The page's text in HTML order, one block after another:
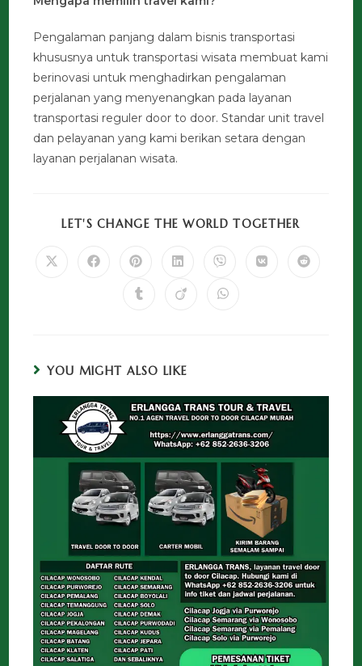
Pengalaman panjang dalam bisnis transportasi
khususnya untuk transportasi wisata membuat kami
berinovasi untuk menghadirkan pengalaman
perjalanan yang menyenangkan pada layanan
transportasi reguler door to door. Standar unit travel
dan pelayanan yang kami berikan setara dengan
layanan perjalanan wisata.
LET'S CHANGE THE WORLD TOGETHER
YOU MIGHT ALSO LIKE